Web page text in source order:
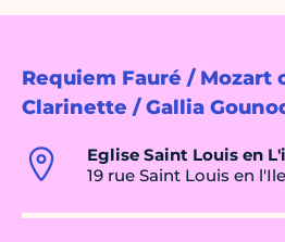
Requiem Fauré / Mozart
Clarinette / Gallia
Eglise Saint Louis en
19 rue Saint Louis en